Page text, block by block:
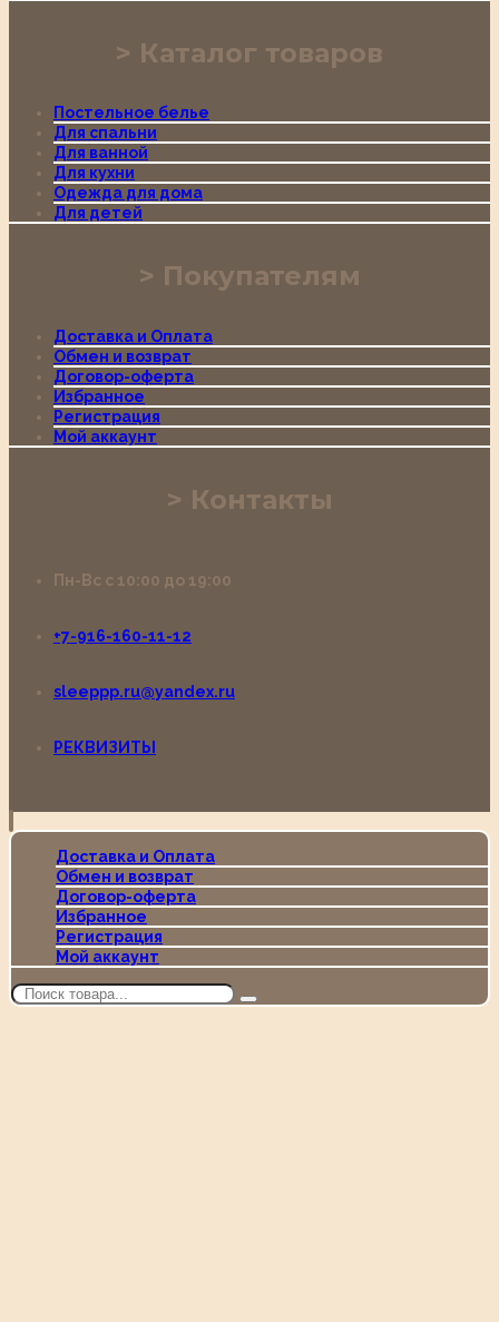
Каталог товаров
Постельное белье
Для спальни
Для ванной
Для кухни
Одежда для дома
Для детей
Покупателям
Доставка и Оплата
Обмен и возврат
Договор-оферта
Избранное
Регистрация
Мой аккаунт
Контакты
Пн-Вс с 10:00 до 19:00
+7-916-160-11-12
sleeppp.ru@yandex.ru
РЕКВИЗИТЫ
Доставка и Оплата
Обмен и возврат
Договор-оферта
Избранное
Регистрация
Мой аккаунт